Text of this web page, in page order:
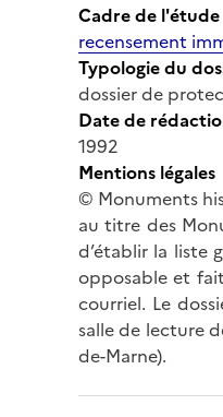
Cadre de l'étude
recensement
Typologie du
dossier de
Date de
1992
Mentions légales
© Monuments
au titre des
d’établir la liste
opposable et
courriel. Le
salle de lecture
de-Marne).